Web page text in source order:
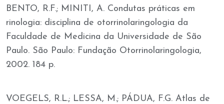
BENTO, R.F.; MINITI, A. Condutas práticas em
rinologia: disciplina de otorrinolaringologia da
Faculdade de Medicina da Universidade de São
Paulo. São Paulo: Fundação Otorrinolaringologia,
2002. 184 p.
VOEGELS, R.L.; LESSA, M.; PÁDUA, F.G. Atlas de